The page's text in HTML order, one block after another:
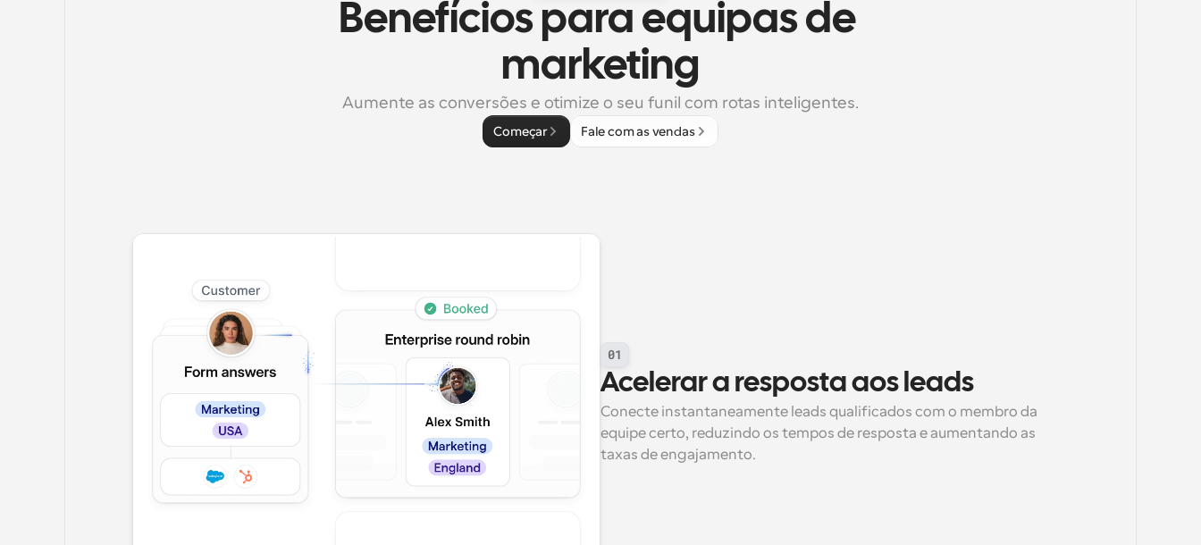
Benefícios para equipas de
marketing
Aumente as conversões e otimize o seu funil com rotas inteligentes.
Começar Fale com as vendas
01
Acelerar a resposta aos leads
Conecte instantaneamente leads qualificados com o membro da
equipe certo, reduzindo os tempos de resposta e aumentando as
taxas de engajamento.